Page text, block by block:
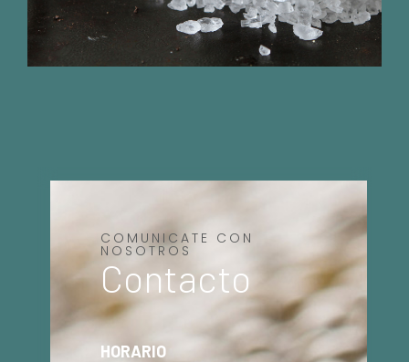
COMUNICATE CON
NOSOTROS
Contacto
HORARIO